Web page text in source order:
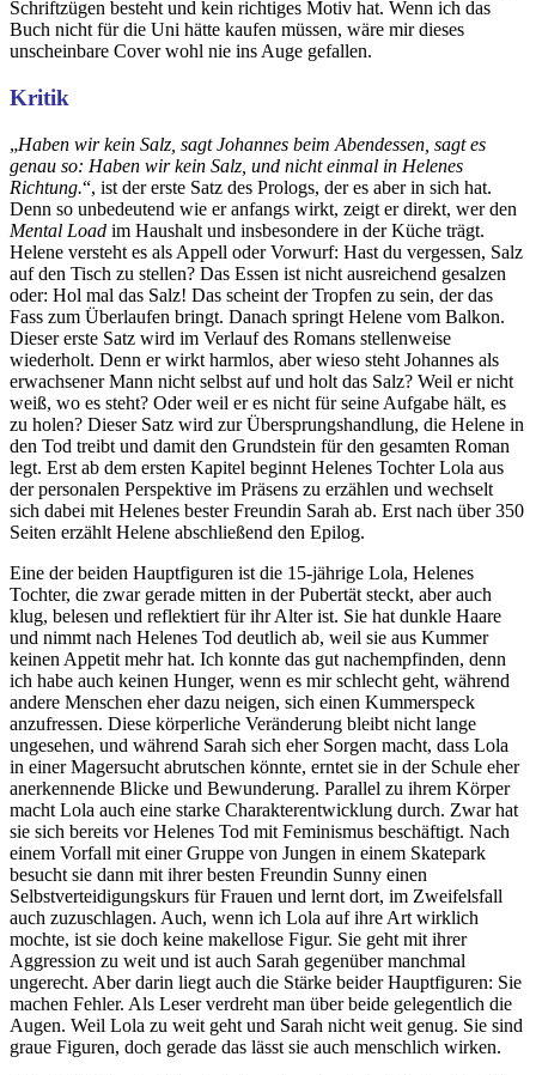
Schriftzügen besteht und kein richtiges Motiv hat. Wenn ich das
Buch nicht für die Uni hätte kaufen müssen, wäre mir dieses
unscheinbare Cover wohl nie ins Auge gefallen.
Kritik
„Haben wir kein Salz, sagt Johannes beim Abendessen, sagt es
genau so: Haben wir kein Salz, und nicht einmal in Helenes
Richtung.“, ist der erste Satz des Prologs, der es aber in sich hat.
Denn so unbedeutend wie er anfangs wirkt, zeigt er direkt, wer den
Mental Load im Haushalt und insbesondere in der Küche trägt.
Helene versteht es als Appell oder Vorwurf: Hast du vergessen, Salz
auf den Tisch zu stellen? Das Essen ist nicht ausreichend gesalzen
oder: Hol mal das Salz! Das scheint der Tropfen zu sein, der das
Fass zum Überlaufen bringt. Danach springt Helene vom Balkon.
Dieser erste Satz wird im Verlauf des Romans stellenweise
wiederholt. Denn er wirkt harmlos, aber wieso steht Johannes als
erwachsener Mann nicht selbst auf und holt das Salz? Weil er nicht
weiß, wo es steht? Oder weil er es nicht für seine Aufgabe hält, es
zu holen? Dieser Satz wird zur Übersprungshandlung, die Helene in
den Tod treibt und damit den Grundstein für den gesamten Roman
legt. Erst ab dem ersten Kapitel beginnt Helenes Tochter Lola aus
der personalen Perspektive im Präsens zu erzählen und wechselt
sich dabei mit Helenes bester Freundin Sarah ab. Erst nach über 350
Seiten erzählt Helene abschließend den Epilog.
Eine der beiden Hauptfiguren ist die 15-jährige Lola, Helenes
Tochter, die zwar gerade mitten in der Pubertät steckt, aber auch
klug, belesen und reflektiert für ihr Alter ist. Sie hat dunkle Haare
und nimmt nach Helenes Tod deutlich ab, weil sie aus Kummer
keinen Appetit mehr hat. Ich konnte das gut nachempfinden, denn
ich habe auch keinen Hunger, wenn es mir schlecht geht, während
andere Menschen eher dazu neigen, sich einen Kummerspeck
anzufressen. Diese körperliche Veränderung bleibt nicht lange
ungesehen, und während Sarah sich eher Sorgen macht, dass Lola
in einer Magersucht abrutschen könnte, erntet sie in der Schule eher
anerkennende Blicke und Bewunderung. Parallel zu ihrem Körper
macht Lola auch eine starke Charakterentwicklung durch. Zwar hat
sie sich bereits vor Helenes Tod mit Feminismus beschäftigt. Nach
einem Vorfall mit einer Gruppe von Jungen in einem Skatepark
besucht sie dann mit ihrer besten Freundin Sunny einen
Selbstverteidigungskurs für Frauen und lernt dort, im Zweifelsfall
auch zuzuschlagen. Auch, wenn ich Lola auf ihre Art wirklich
mochte, ist sie doch keine makellose Figur. Sie geht mit ihrer
Aggression zu weit und ist auch Sarah gegenüber manchmal
ungerecht. Aber darin liegt auch die Stärke beider Hauptfiguren: Sie
machen Fehler. Als Leser verdreht man über beide gelegentlich die
Augen. Weil Lola zu weit geht und Sarah nicht weit genug. Sie sind
graue Figuren, doch gerade das lässt sie auch menschlich wirken.